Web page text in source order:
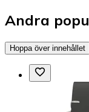
Andra
Hoppa över innehållet